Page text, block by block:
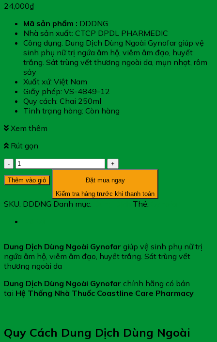
24,000₫
Mã sản phẩm : DDDNG
Nhà sản xuất: CTCP DPDL PHARMEDIC
Công dụng: Dung Dịch Dùng Ngoài Gynofar giúp vệ
sinh phụ nữ trị ngứa âm hộ, viêm âm đạo, huyết
trắng. Sát trùng vết thương ngoài da, mụn nhọt, rôm
sảy
Xuất xứ: Việt Nam
Giấy phép: VS-4849-12
Quy cách: Chai 250ml
Tình trạng hàng: Còn hàng
Xem thêm
Rút gọn
Dung
Dịch
Dùng
Gynofar
Vệ
Nữ
&
Sát
Trùng
Ngoài
Da
Thêm vào giỏ
Đặt mua ngay
Kiểm tra hàng trước khi thanh toán
SKU: DDDNG Danh mục: Thẻ:
Dung Dịch Dùng Ngoài Gynofar giúp vệ sinh phụ nữ trị
ngứa âm hộ, viêm âm đạo, huyết trắng. Sát trùng vết
thương ngoài da
Dung Dịch Dùng Ngoài Gynofar chính hãng có bán
tại Hệ Thống Nhà Thuốc Coastline Care Pharmacy
Quy Cách Dung Dịch Dùng Ngoài